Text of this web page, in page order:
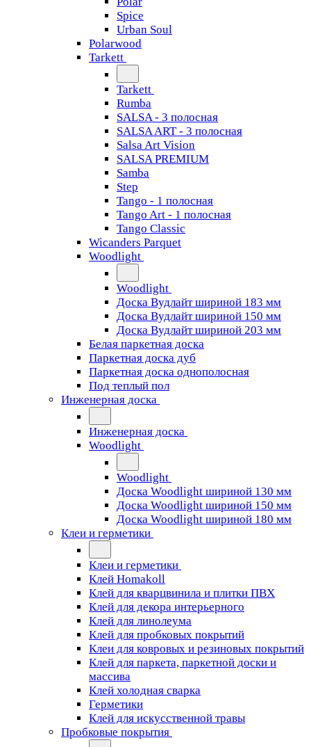
Spice
Urban Soul
Polarwood
Tarkett
Tarkett
Rumba
SALSA - 3 полосная
SALSA ART - 3 полосная
Salsa Art Vision
SALSA PREMIUM
Samba
Step
Tango - 1 полосная
Tango Art - 1 полосная
Tango Classiс
Wicanders Parquet
Woodlight
Woodlight
Доска Вудлайт шириной 183 мм
Доска Вудлайт шириной 150 мм
Доска Вудлайт шириной 203 мм
Белая паркетная доска
Паркетная доска дуб
Паркетная доска однополосная
Под теплый пол
Инженерная доска
Инженерная доска
Woodlight
Woodlight
Доска Woodlight шириной 130 мм
Доска Woodlight шириной 150 мм
Доска Woodlight шириной 180 мм
Клеи и герметики
Клеи и герметики
Клей Homakoll
Клей для кварцвинила и плитки ПВХ
Клей для декора интерьерного
Клей для линолеума
Клей для пробковых покрытий
Клеи для ковровых и резиновых покрытий
Клей для паркета, паркетной доски и
массива
Клей холодная сварка
Герметики
Клей для искусственной травы
Пробковые покрытия